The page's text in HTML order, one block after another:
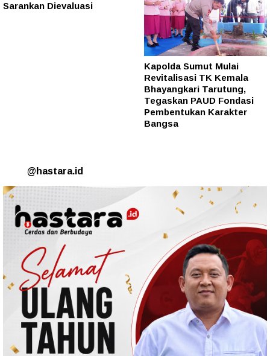
Sarankan Dievaluasi
Kapolda Sumut Mulai
Revitalisasi TK Kemala
Bhayangkari Tarutung,
Tegaskan PAUD Fondasi
Pembentukan Karakter
Bangsa
@hastara.id